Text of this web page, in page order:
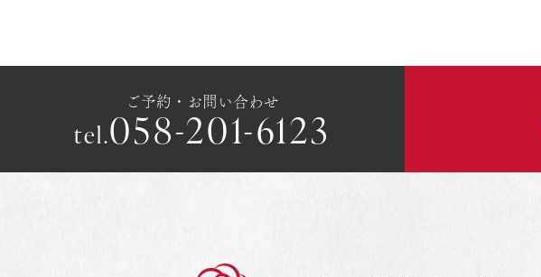
ご予約・お問い合わせ
tel.058-201-6123